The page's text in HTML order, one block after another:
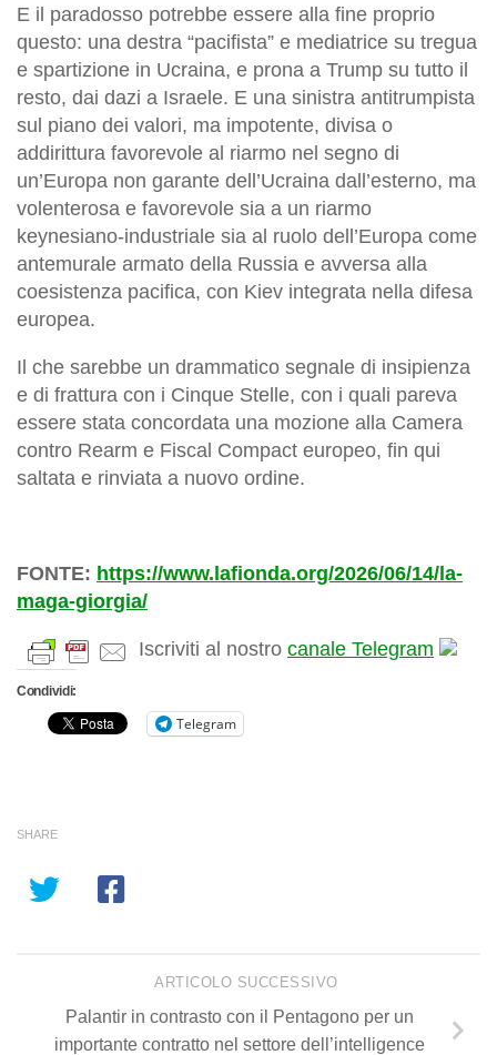
E il paradosso potrebbe essere alla fine proprio
questo: una destra “pacifista” e mediatrice su tregua
e spartizione in Ucraina, e prona a Trump su tutto il
resto, dai dazi a Israele. E una sinistra antitrumpista
sul piano dei valori, ma impotente, divisa o
addirittura favorevole al riarmo nel segno di
un’Europa non garante dell’Ucraina dall’esterno, ma
volenterosa e favorevole sia a un riarmo
keynesiano-industriale sia al ruolo dell’Europa come
antemurale armato della Russia e avversa alla
coesistenza pacifica, con Kiev integrata nella difesa
europea.
Il che sarebbe un drammatico segnale di insipienza
e di frattura con i Cinque Stelle, con i quali pareva
essere stata concordata una mozione alla Camera
contro Rearm e Fiscal Compact europeo, fin qui
saltata e rinviata a nuovo ordine.
FONTE: https://www.lafionda.org/2026/06/14/la-
maga-giorgia/
Iscriviti al nostro canale Telegram
Condividi:
Telegram
SHARE
ARTICOLO SUCCESSIVO
Palantir in contrasto con il Pentagono per un
importante contratto nel settore dell’intelligence